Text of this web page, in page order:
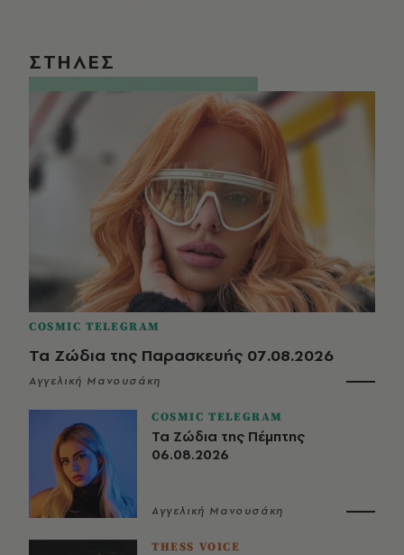
ΣΤΗΛΕΣ
COSMIC TELEGRAM
Τα Ζώδια της Παρασκευής 07.08.2026
Αγγελική Μανουσάκη
COSMIC TELEGRAM
Τα Ζώδια της Πέμπτης
06.08.2026
Αγγελική Μανουσάκη
THESS VOICE